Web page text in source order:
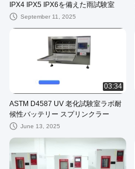
IPX4 IPX5 IPX6を備えた雨試験室
September 11, 2025
03:34
ASTM D4587 UV 老化試験室ラボ耐
候性バッテリー スプリンクラー
June 13, 2025